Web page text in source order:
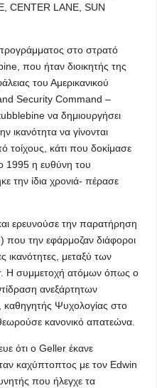
CENTER LANE, SUN
στο στρατό
που ήταν διοικητής της
του Αμερικανικού
Security Command –
να δημιουργήσει
ικανότητα να γίνονται
τοίχους, κάτι που δοκίμασε
1995 η ευθύνη του
την ίδια χρονιά- πέρασε
ερευνούσε την παρατήρηση
την εφάρμοζαν διάφοροι
ικανότητες, μεταξύ των
Η συμμετοχή ατόμων όπως ο
ανεξάρτητων
Ψυχολογίας στο
κανονικό απατεώνα.
ότι ο Geller έκανε
καχύπτοπτος με τον Edwin
που ήλεγχε τα